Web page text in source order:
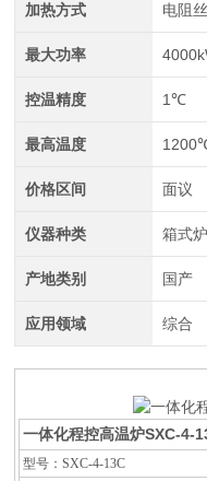
加热方式 电阻丝
最大功率
控温精度 1℃
最高温度
价格区间 面议
仪器种类 箱式炉
产地类别 国产
应用领域 综合
一体化程控高温炉SXC-4-
型号：SXC-4-13C